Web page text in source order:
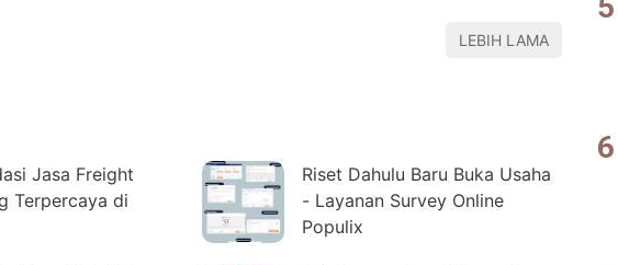
LEBIH LAMA
Jasa Freight
Terpercaya di
Riset Dahulu Baru Buka Usaha
- Layanan Survey Online
Populix